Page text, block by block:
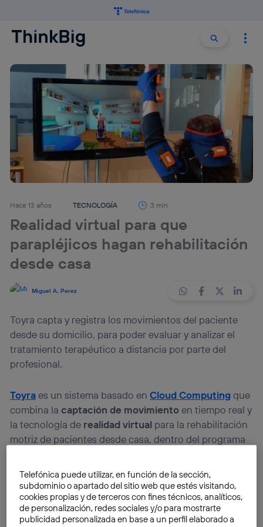
Buscar
Hace 13 años TECNOLOGÍA 3 min
Realidad virtual para que
parapléjicos hagan rehabilitación
desde casa
Miguel A. Perez
Toyra capta y registra los movimientos del paciente
desde su domicilio, para poder evaluar y analizar el
tratamiento terapéutico a distancia por parte del
profesional.
Toyraes un sistema basado enCloud Computing que
combina la captación de movimientoen tiempo real y
la tecnología de realidad virtual para la rehabilitación
motriz de pacientes desde casa, dentro del programa
Toledo.
Con la tecnología de realidad virtual y la captura de
movimiento a través delsistema Kinectde Microsoft,
Telefónica puede utilizar, en función de la sección,
subdominio o apartado del sitio web que estés visitando,
cookies propias y de terceros con fines técnicos, analíticos,
de personalización, redes sociales y/o para mostrarte
publicidad personalizada en base a un perfil elaborado a